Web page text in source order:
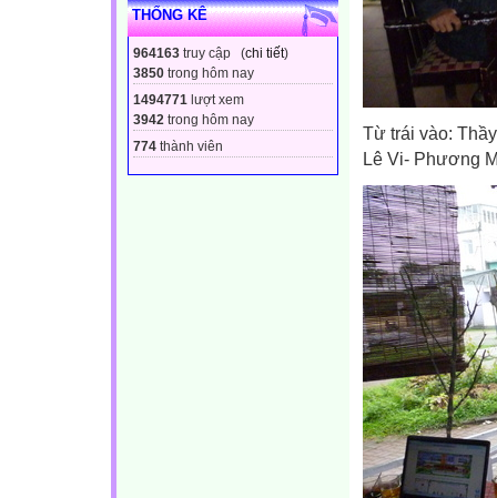
THỐNG KÊ
964163 truy cập (chi tiết)
3850 trong hôm nay
1494771 lượt xem
3942 trong hôm nay
774 thành viên
Từ trái vào:
Lê Vi- Phương